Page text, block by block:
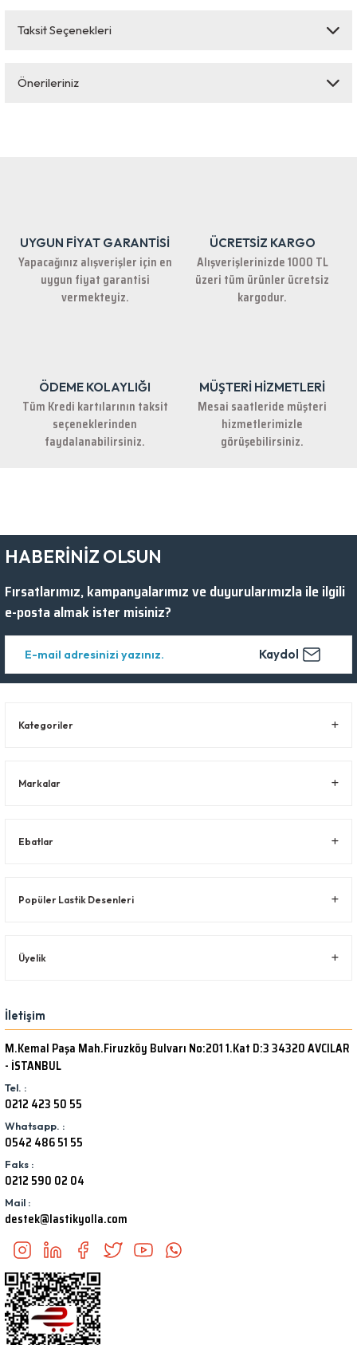
Bu ürüne ilk yorumu siz yapın!
Taksit Seçenekleri
Önerileriniz
Ürün bilgilerinde hatalar bulunuyor.
Ürün fiyatı diğer sitelerden daha pahalı.
Bu ürüne benzer farklı alternatifler olmalı.
UYGUN FİYAT GARANTİSİ
Yapacağınız alışverişler için en
uygun fiyat garantisi
vermekteyiz.
ÜCRETSİZ KARGO
Alışverişlerinizde 1000 TL
üzeri tüm ürünler ücretsiz
kargodur.
ÖDEME KOLAYLIĞI
Tüm Kredi kartılarının taksit
seçeneklerinden
faydalanabilirsiniz.
MÜŞTERİ HİZMETLERİ
Mesai saatleride müşteri
hizmetlerimizle
görüşebilirsiniz.
HABERİNİZ OLSUN
Fırsatlarımız, kampanyalarımız ve duyurularımızla ile ilgili
e-posta almak ister misiniz?
Kaydol
Kategoriler
Markalar
Ebatlar
Popüler Lastik Desenleri
Üyelik
İletişim
M.Kemal Paşa Mah.Firuzköy Bulvarı No:201 1.Kat D:3 34320 AVCILAR
- İSTANBUL
Tel. :
0212 423 50 55
Whatsapp. :
0542 486 51 55
Faks :
0212 590 02 04
Mail :
destek@lastikyolla.com